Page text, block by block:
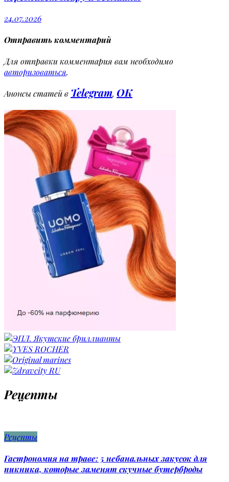
24.07.2026
Отправить комментарий
Для отправки комментария вам необходимо
авторизоваться.
Анонсы статей в Telegram, OK
Рецепты
Рецепты
Гастрономия на траве: 5 небанальных закусок для
пикника, которые заменят скучные бутерброды